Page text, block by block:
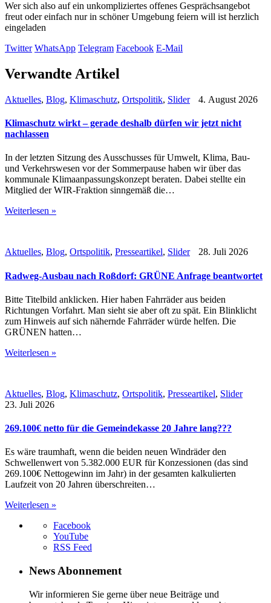
Wer sich also auf ein unkompliziertes offenes Gesprächsangebot
freut oder einfach nur in schöner Umgebung feiern will ist herzlich
eingeladen
Twitter WhatsApp Telegram Facebook E-Mail
Verwandte Artikel
Aktuelles, Blog, Klimaschutz, Ortspolitik, Slider 4. August 2026
Klimaschutz wirkt – gerade deshalb dürfen wir jetzt nicht
nachlassen
In der letzten Sitzung des Ausschusses für Umwelt, Klima, Bau-
und Verkehrswesen vor der Sommerpause haben wir über das
kommunale Klimaanpassungskonzept beraten. Dabei stellte ein
Mitglied der WIR-Fraktion sinngemäß die…
Weiterlesen »
Aktuelles, Blog, Ortspolitik, Presseartikel, Slider 28. Juli 2026
Radweg-Ausbau nach Roßdorf: GRÜNE Anfrage beantwortet
Bitte Titelbild anklicken. Hier haben Fahrräder aus beiden
Richtungen Vorfahrt. Man sieht sie aber oft zu spät. Ein Blinklicht
zum Hinweis auf sich nähernde Fahrräder würde helfen. Die
GRÜNEN hatten…
Weiterlesen »
Aktuelles, Blog, Klimaschutz, Ortspolitik, Presseartikel, Slider
23. Juli 2026
269.100€ netto für die Gemeindekasse 20 Jahre lang???
Es wäre traumhaft, wenn die beiden neuen Windräder den
Schwellenwert von 5.382.000 EUR für Konzessionen (das sind
269.100€ Nettogewinn im Jahr) in der gesamten kalkulierten
Laufzeit von 20 Jahren überschreiten…
Weiterlesen »
Facebook
YouTube
RSS Feed
News Abonnement
Wir informieren Sie gerne über neue Beiträge und